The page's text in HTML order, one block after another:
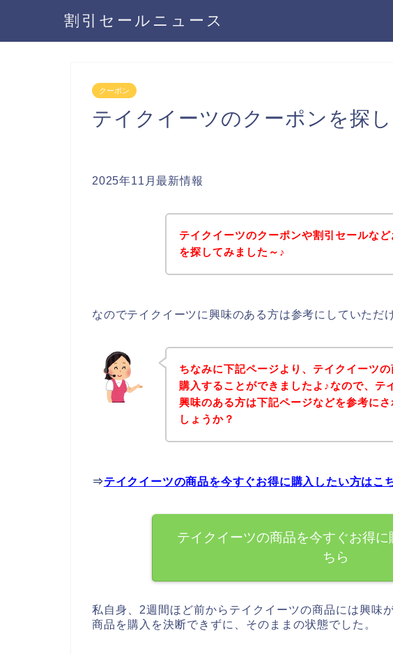
割引セールニュース
クーポン
テイクイーツのクーポンを探
2025年11月最新情報
テイクイーツのクーポンや割引セールな
を探してみました～♪
なのでテイクイーツに興味のある方は参考にしていただ
ちなみに下記ページより、テイクイーツ
購入することができましたよ♪なので、テ
興味のある方は下記ページなどを参考に
しょうか？
⇒テイクイーツの商品を今すぐお得に購入したい方はこ
テイクイーツの商品を今すぐお得に
ちら
私自身、2週間ほど前からテイクイーツの商品には興味
商品を購入を決断できずに、そのままの状態でした。